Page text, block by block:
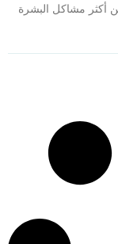
مشاكل البشرة